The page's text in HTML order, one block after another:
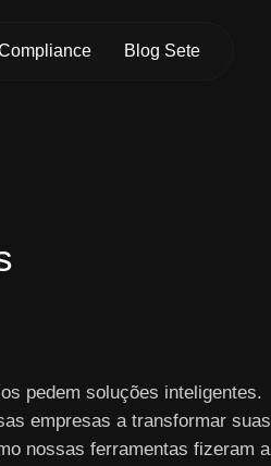
Blog Sete
pedem soluções inteligentes.
empresas a transformar suas
nossas ferramentas fizeram a